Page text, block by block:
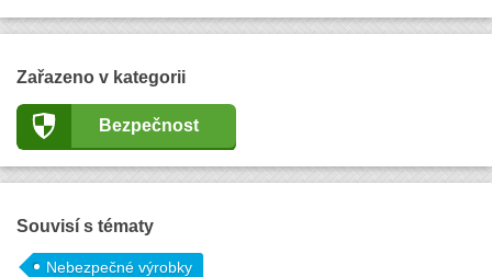
Zařazeno v kategorii
Bezpečnost
Souvisí s tématy
Nebezpečné výrobky